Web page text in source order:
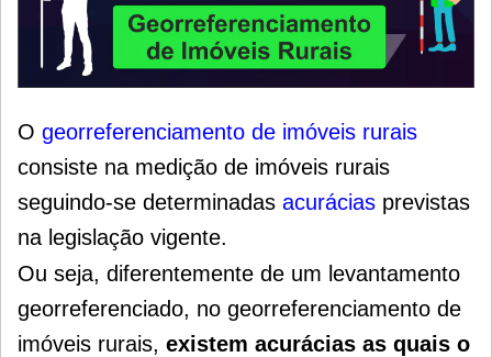
O georreferenciamento de imóveis rurais
consiste na medição de imóveis rurais
seguindo-se determinadas acurácias previstas
na legislação vigente.
Ou seja, diferentemente de um levantamento
georreferenciado, no georreferenciamento de
imóveis rurais, existem acurácias as quais o